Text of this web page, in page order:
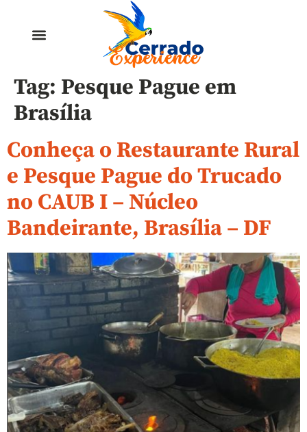
Tag: Pesque Pague em
Brasília
Conheça o Restaurante Rural
e Pesque Pague do Trucado
no CAUB I – Núcleo
Bandeirante, Brasília – DF